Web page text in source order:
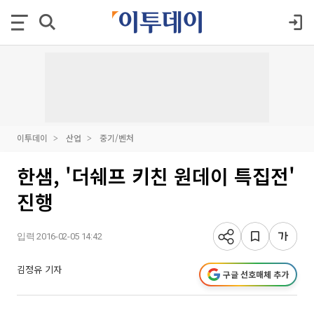
이투데이 산업 중기/벤처
한샘, '더쉐프 키친 원데이 특집전'
진행
입력 2016-02-05 14:42
김정유 기자 구글 선호매체 추가